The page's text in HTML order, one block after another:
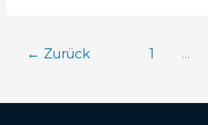
← Zurück 1 …